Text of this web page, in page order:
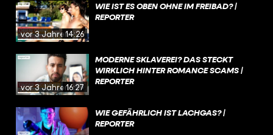
vor 3 Jahren14:26
WIE IST ES OBEN OHNE IM FREIBAD? |
REPORTER
vor 3 Jahren16:27
MODERNE SKLAVEREI? DAS STECKT
WIRKLICH HINTER ROMANCE SCAMS |
REPORTER
WIE GEFÄHRLICH IST LACHGAS? |
REPORTER